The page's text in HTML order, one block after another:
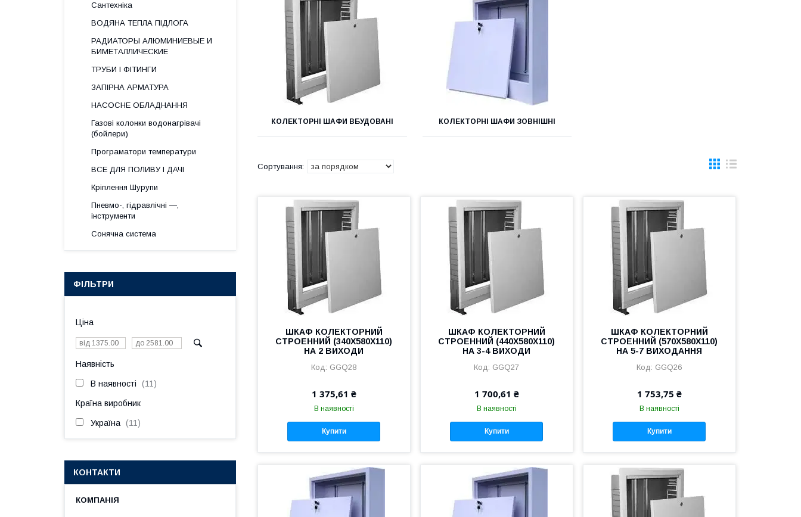
КОЛЕКТОРНІ ШАФИ ВБУДОВАНІ КОЛЕКТОРНІ ШАФИ ЗОВНІШНІ
ШКАФ КОЛЕКТОРНИЙ
СТРОЕННИЙ (340Х580Х110)
НА 2 ВИХОДИ
GGQ28
1 375,61 ₴
В наявності
Купити
ШКАФ КОЛЕКТОРНИЙ
СТРОЕННИЙ (440Х580Х110)
НА 3-4 ВИХОДИ
GGQ27
1 700,61 ₴
В наявності
Купити
ШКАФ КОЛЕКТОРНИЙ
СТРОЕННИЙ (570Х580Х110)
НА 5-7 ВИХОДАННЯ
GGQ26
1 753,75 ₴
В наявності
Купити
Сантехніка
ВОДЯНА ТЕПЛА ПІДЛОГА
РАДИАТОРЫ АЛЮМИНИЕВЫЕ И
БИМЕТАЛЛИЧЕСКИЕ
ТРУБИ І ФІТИНГИ
ЗАПІРНА АРМАТУРА
НАСОСНЕ ОБЛАДНАННЯ
Газові колонки водонагрівачі
(бойлери)
Програматори температури
ВСЕ ДЛЯ ПОЛИВУ І ДАЧІ
Кріплення Шурупи
Пневмо-, гідравлічні —,
інструменти
Сонячна система
ФІЛЬТРИ
Ціна
Наявність
В наявності 11
Країна виробник
Україна 11
КОНТАКТИ